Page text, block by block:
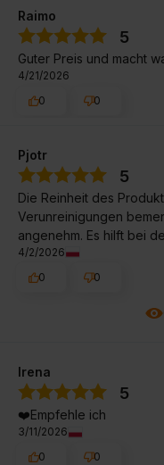
Raimo
5
Guter Preis und macht
4/21/2026
0
0
Pjotr
5
Die Reinheit des
Verunreinigungen
angenehm. Es hilft bei
4/2/2026
0
0
Irena
5
❤️Empfehle ich
3/11/2026
0
0